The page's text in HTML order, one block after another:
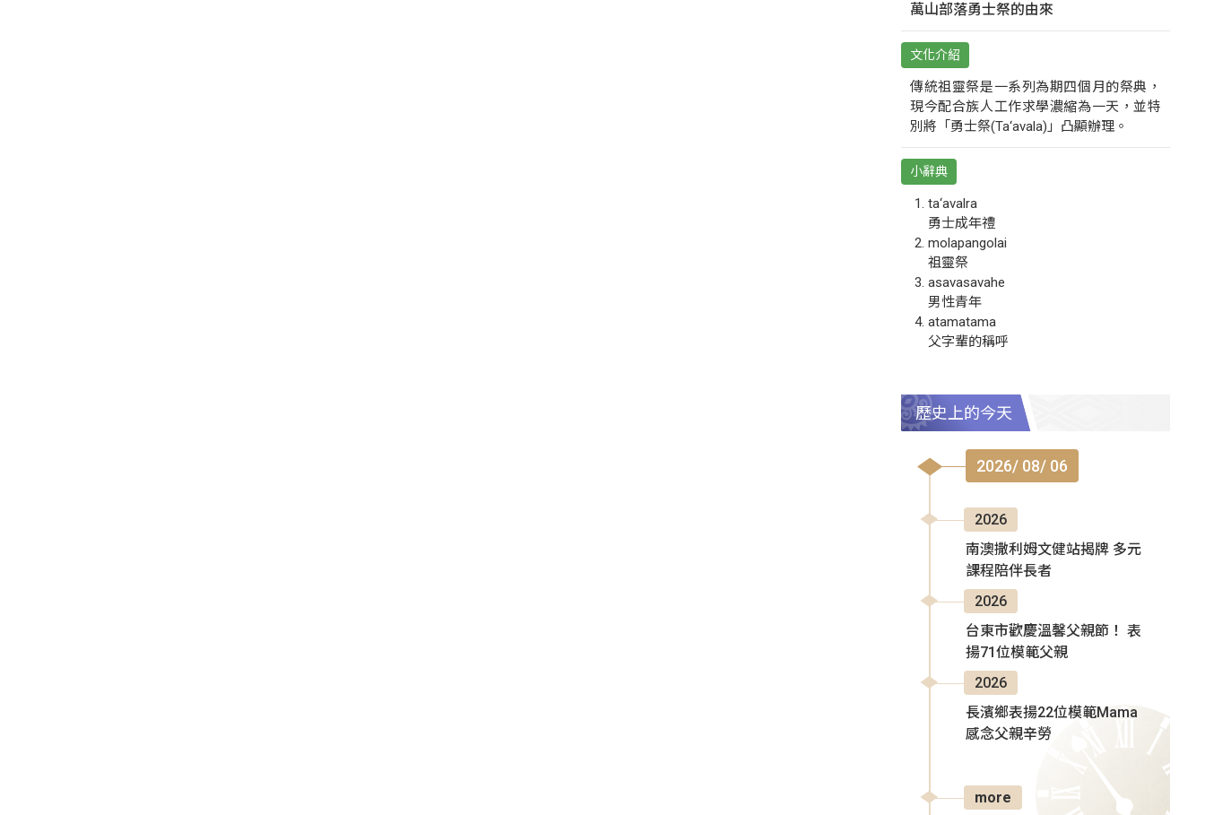
萬山部落勇士祭的由來
文化介紹
傳統祖靈祭是一系列為期四個月的祭典，
現今配合族人工作求學濃縮為一天，並特
別將「勇士祭(Ta‘avala)」凸顯辦理。
小辭典
ta‘avalra
勇士成年禮
molapangolai
祖靈祭
asavasavahe
男性青年
atamatama
父字輩的稱呼
歷史上的今天
2026/ 08/ 06
2026
南澳撒利姆文健站揭牌 多元
課程陪伴長者
2026
台東市歡慶溫馨父親節！ 表
揚71位模範父親
2026
長濱鄉表揚22位模範Mama
感念父親辛勞
more